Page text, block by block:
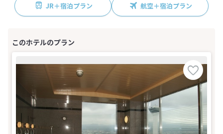
JR＋宿泊プラン 航空＋宿泊プラン